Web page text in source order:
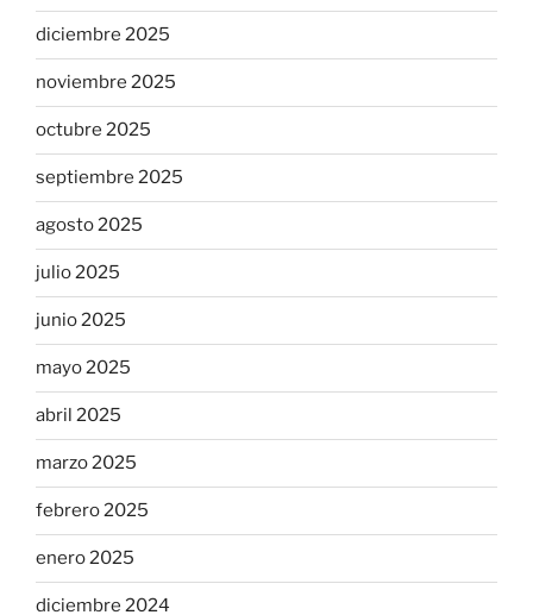
diciembre 2025
noviembre 2025
octubre 2025
septiembre 2025
agosto 2025
julio 2025
junio 2025
mayo 2025
abril 2025
marzo 2025
febrero 2025
enero 2025
diciembre 2024